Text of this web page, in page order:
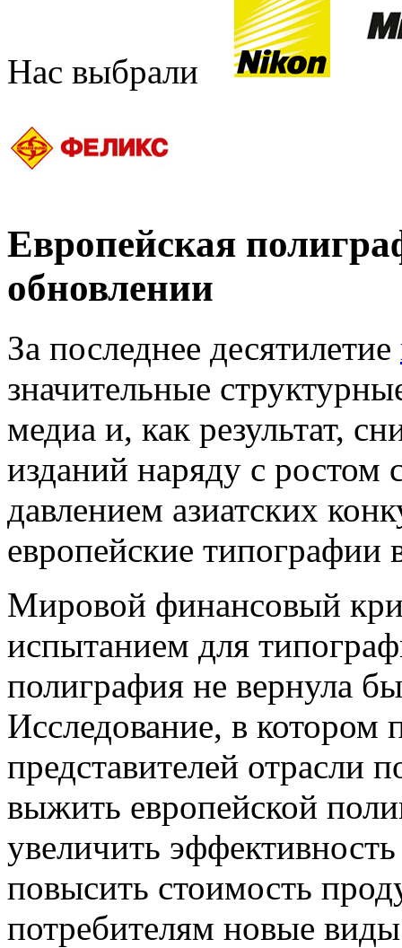
Нас выбрали
Европейская
обновлении
За последнее десятилетие
значительные
медиа и, как результат,
изданий наряду с
давлением азиатских
европейские типографии
Мировой финансовый
испытанием для
полиграфия не вернула
Исследование, в котором
представителей отрасли
выжить европейской
увеличить
повысить стоимость
потребителям новые виды